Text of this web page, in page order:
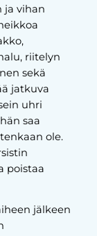
ja vihan
riitelyn
sekä
jatkuva
uhri
saa
ole.
poistaa
jälkeen